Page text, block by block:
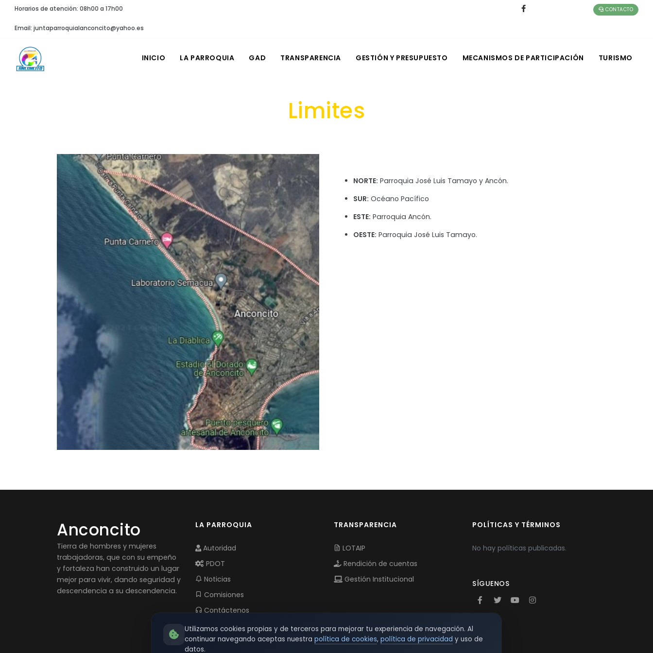
Horarios de atención: 08h00 a 17h00
Email: juntaparroquialanconcito@yahoo.es
CONTACTO
INICIO LA PARROQUIA GAD TRANSPARENCIA GESTIÓN Y PRESUPUESTO MECANISMOS DE PARTICIPACIÓN TURISMO
Limites
NORTE: Parroquia José Luis Tamayo y Ancón.
SUR: Océano Pacífico
ESTE: Parroquia Ancón.
OESTE: Parroquia José Luis Tamayo.
Anconcito
Tierra de hombres y mujeres
trabajadoras, que con su empeño
y fortaleza han construido un lugar
mejor para vivir, dando seguridad y
descendencia a su descendencia.
LA PARROQUIA
Autoridad
PDOT
Noticias
Comisiones
Contáctenos
TRANSPARENCIA
LOTAIP
Rendición de cuentas
Gestión Institucional
POLÍTICAS Y TÉRMINOS
No hay políticas publicadas.
SÍGUENOS
Utilizamos cookies propias y de terceros para mejorar tu experiencia de navegación. Al
continuar navegando aceptas nuestra política de cookies, política de privacidad y uso de
datos.